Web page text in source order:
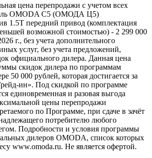
цена перепродажи с учетом всех
OMODA C5 (ОМОДА Ц5)
1.5Т передний привод (комплектация
возможной стоимостью) - 2 299 000
г., без учета дополнительного
услуг, без учета предложений,
официального дилера. Данная цена
скидок дилера по программам
50 000 рублей, которая достигается за
ин». Под скидкой по программе
единовременная и разовая выгода
цены перепродажи
по Программе, при сдаче в зачёт
потребителю любого
Подробности и условия программы
дилеров OMODA, список которых
www.omoda.ru. Не является офертой.